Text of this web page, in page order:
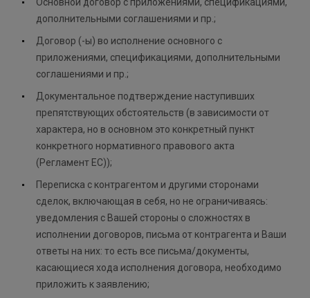
дополнительными соглашениями и пр.;
Договор (-ы) во исполнение основного с
приложениями, спецификациями, дополнительными
соглашениями и пр.;
Документальное подтверждение наступивших
препятствующих обстоятельств (в зависимости от
характера, но в основном это конкретный пункт
конкретного нормативного правового акта
(Регламент ЕС));
Переписка с контрагентом и другими сторонами
сделок, включающая в себя, но не ограничиваясь:
уведомления с Вашей стороны о сложностях в
исполнении договоров, письма от контрагента и Ваши
ответы на них: то есть все письма/документы,
касающиеся хода исполнения договора, необходимо
приложить к заявлению;